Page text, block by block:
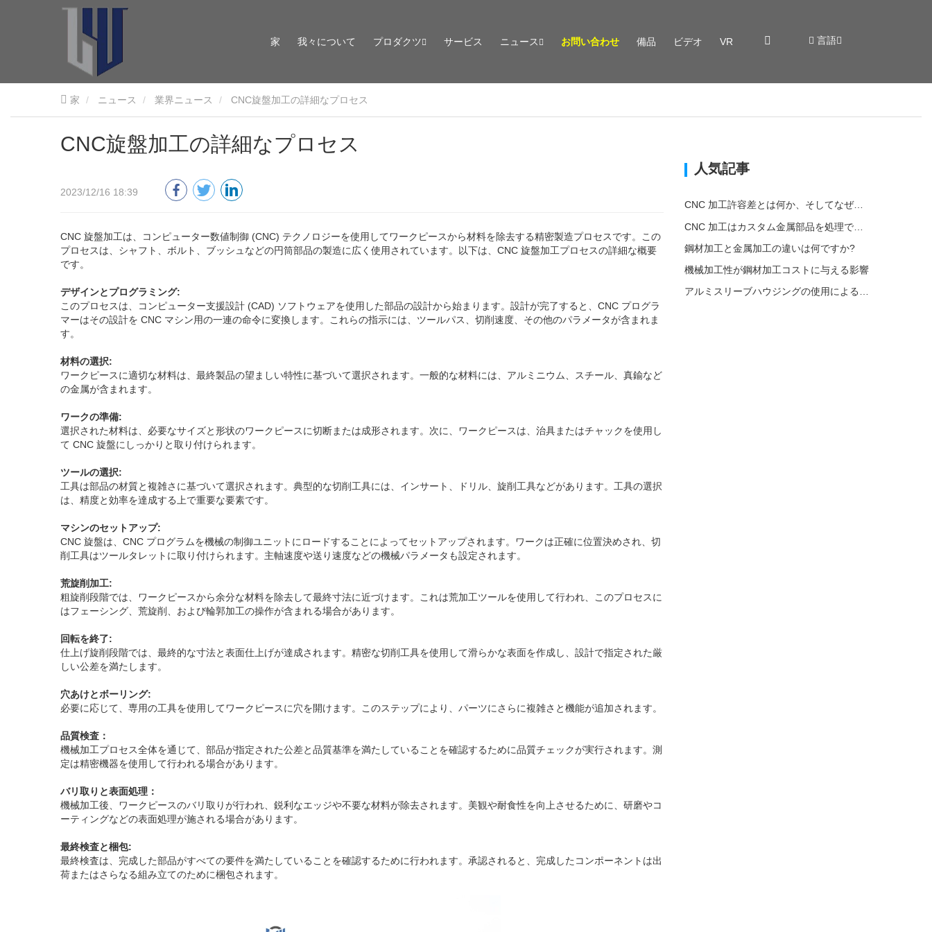
家 我々について プロダクツ サービス ニュース お問い合わせ 備品 ビデオ VR 言語
家 ニュース 業界ニュース CNC旋盤加工の詳細なプロセス
CNC旋盤加工の詳細なプロセス
2023/12/16 18:39
CNC 旋盤加工は、コンピューター数値制御 (CNC) テクノロジーを使用してワークピースから材料を除去する精密製造プロセスです。この
プロセスは、シャフト、ボルト、ブッシュなどの円筒部品の製造に広く使用されています。以下は、CNC 旋盤加工プロセスの詳細な概要
です。
デザインとプログラミング:
このプロセスは、コンピューター支援設計 (CAD) ソフトウェアを使用した部品の設計から始まります。設計が完了すると、CNC プログラ
マーはその設計を CNC マシン用の一連の命令に変換します。これらの指示には、ツールパス、切削速度、その他のパラメータが含まれま
す。
材料の選択:
ワークピースに適切な材料は、最終製品の望ましい特性に基づいて選択されます。一般的な材料には、アルミニウム、スチール、真鍮など
の金属が含まれます。
ワークの準備:
選択された材料は、必要なサイズと形状のワークピースに切断または成形されます。次に、ワークピースは、治具またはチャックを使用し
て CNC 旋盤にしっかりと取り付けられます。
ツールの選択:
工具は部品の材質と複雑さに基づいて選択されます。典型的な切削工具には、インサート、ドリル、旋削工具などがあります。工具の選択
は、精度と効率を達成する上で重要な要素です。
マシンのセットアップ:
CNC 旋盤は、CNC プログラムを機械の制御ユニットにロードすることによってセットアップされます。ワークは正確に位置決めされ、切
削工具はツールタレットに取り付けられます。主軸速度や送り速度などの機械パラメータも設定されます。
荒旋削加工:
粗旋削段階では、ワークピースから余分な材料を除去して最終寸法に近づけます。これは荒加工ツールを使用して行われ、このプロセスに
はフェーシング、荒旋削、および輪郭加工の操作が含まれる場合があります。
回転を終了:
仕上げ旋削段階では、最終的な寸法と表面仕上げが達成されます。精密な切削工具を使用して滑らかな表面を作成し、設計で指定された厳
しい公差を満たします。
穴あけとボーリング:
必要に応じて、専用の工具を使用してワークピースに穴を開けます。このステップにより、パーツにさらに複雑さと機能が追加されます。
品質検査：
機械加工プロセス全体を通じて、部品が指定された公差と品質基準を満たしていることを確認するために品質チェックが実行されます。測
定は精密機器を使用して行われる場合があります。
バリ取りと表面処理：
機械加工後、ワークピースのバリ取りが行われ、鋭利なエッジや不要な材料が除去されます。美観や耐食性を向上させるために、研磨やコ
ーティングなどの表面処理が施される場合があります。
最終検査と梱包:
最終検査は、完成した部品がすべての要件を満たしていることを確認するために行われます。承認されると、完成したコンポーネントは出
荷またはさらなる組み立てのために梱包されます。
人気記事
CNC 加工許容差とは何か、そしてなぜそれが重要なのか?
鋼材加工と金属加工の違いは何ですか?
機械加工性が鋼材加工コストに与える影響
アルミスリーブハウジングの使用による環境への影響